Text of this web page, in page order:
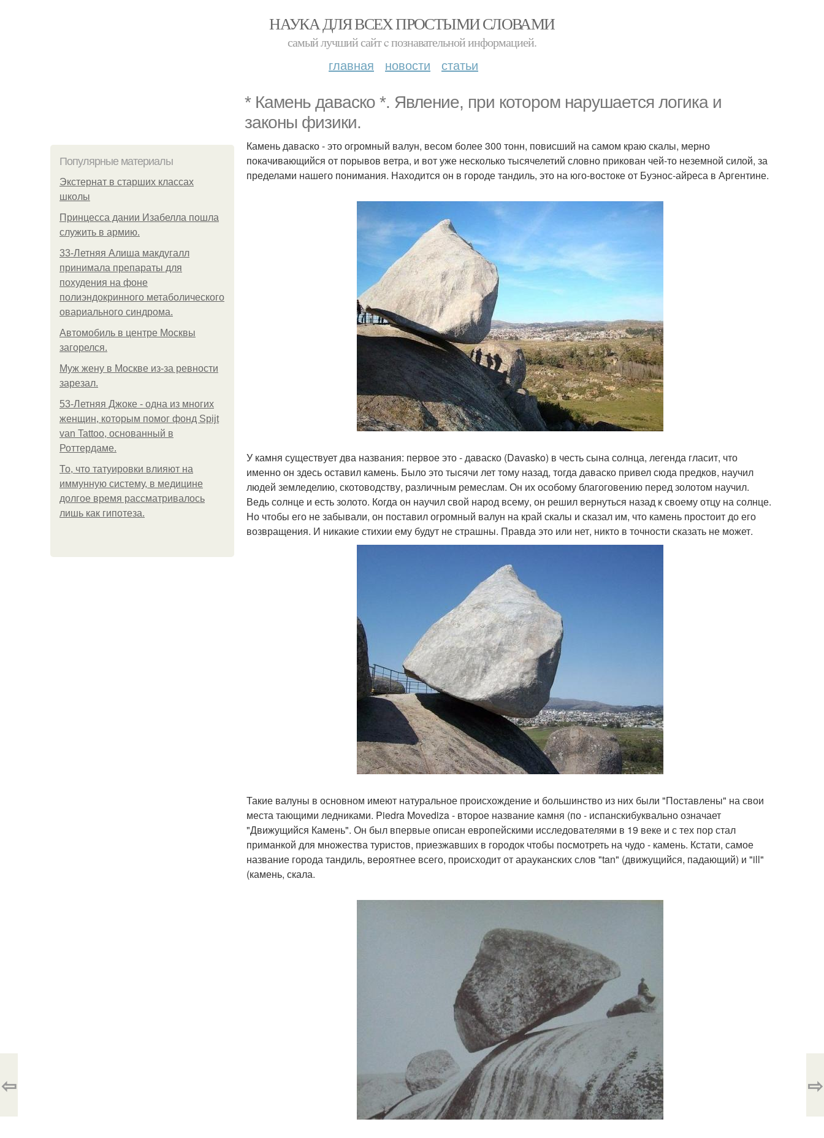
НАУКА ДЛЯ ВСЕХ ПРОСТЫМИ СЛОВАМИ
самый лучший сайт c познавательной информацией.
главная новости статьи
* Камень даваско *. Явление, при котором нарушается логика и
законы физики.
Популярные материалы
Экстернат в старших классах
школы
Принцесса дании Изабелла пошла
служить в армию.
33-Летняя Алиша макдугалл
принимала препараты для
похудения на фоне
полиэндокринного метаболического
овариального синдрома.
Автомобиль в центре Москвы
загорелся.
Mуж жену в Москве из-за ревности
зарезал.
53-Летняя Джоке - одна из многих
женщин, которым помог фонд Spijt
van Tattoo, основанный в
Роттердаме.
То, что татуировки влияют на
иммунную систему, в медицине
долгое время рассматривалось
лишь как гипотеза.
Камень даваско - это огромный валун, весом более 300 тонн, повисший на самом краю скалы, мерно
покачивающийся от порывов ветра, и вот уже несколько тысячелетий словно прикован чей-то неземной силой, за
пределами нашего понимания. Находится он в городе тандиль, это на юго-востоке от Буэнос-айреса в Аргентине.
У камня существует два названия: первое это - даваско (Davasko) в честь сына солнца, легенда гласит, что
именно он здесь оставил камень. Было это тысячи лет тому назад, тогда даваско привел сюда предков, научил
людей земледелию, скотоводству, различным ремеслам. Он их особому благоговению перед золотом научил.
Ведь солнце и есть золото. Когда он научил свой народ всему, он решил вернуться назад к своему отцу на солнце.
Но чтобы его не забывали, он поставил огромный валун на край скалы и сказал им, что камень простоит до его
возвращения. И никакие стихии ему будут не страшны. Правда это или нет, никто в точности сказать не может.
Такие валуны в основном имеют натуральное происхождение и большинство из них были "Поставлены" на свои
места тающими ледниками. Piedra Movediza - второе название камня (по - испанскибуквально означает
"Движущийся Камень". Он был впервые описан европейскими исследователями в 19 веке и с тех пор стал
приманкой для множества туристов, приезжавших в городок чтобы посмотреть на чудо - камень. Кстати, самое
название города тандиль, вероятнее всего, происходит от арауканских слов "tan" (движущийся, падающий) и "ill"
(камень, скала.
⇦ ⇨